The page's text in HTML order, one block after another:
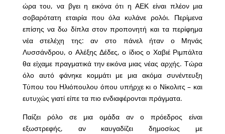
ώρα του, να βγει η εικόνα ότι η ΑΕΚ είναι πλέον μια
σοβαρότατη εταιρία που όλα κυλάνε ρολόι. Περίμενα
επίσης να δω δίπλα στον προπονητή και τα περίφημα
νέα στελέχη της: αν στο πάνελ ήταν ο Μηνάς
Λυσσάνδρου, ο Αλέξης Δέδες, ο ίδιος ο Χαβιέ Ριμπάλτα
θα είχαμε πραγματικά την εικόνα μιας νέας αρχής. Τώρα
όλο αυτό φάνηκε κομμάτι με μια ακόμα συνέντευξη
Τύπου του Ηλιόπουλου όπου υπήρχε κι ο Νίκολιτς – και
ευτυχώς γιατί είπε τα πιο ενδιαφέρονται πράγματα.
Παίζει ρόλο σε μια ομάδα αν ο πρόεδρος είναι
εξωστρεφής, αν καυγαδίζει δημοσίως με